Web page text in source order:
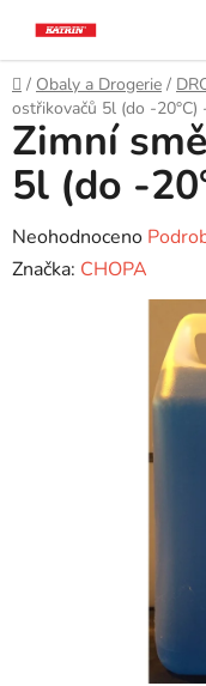
obsah
Domů
/ Obaly a Drogerie /
ostřikovačů 5l (do -20°C)
Zimní
5l (do -
Průměrné
hodnocení
Neohodnoceno
Značka: CHOPA